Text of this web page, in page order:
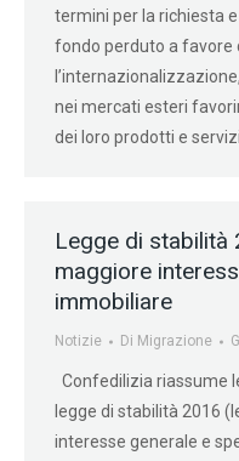
termini per la richiesta
fondo perduto a favore
nei mercati esteri
dei loro prodotti e
Legge di stabilità
maggiore
immobiliare
Notizie Di Migrazione
Confedilizia riassume
legge di stabilità 2016
interesse generale e